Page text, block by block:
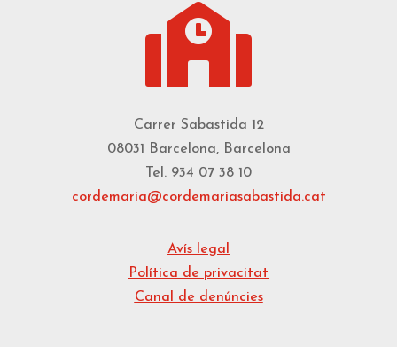

Carrer Sabastida 12
08031 Barcelona, Barcelona
Tel. 934 07 38 10
cordemaria@cordemariasabastida.cat
Avís legal
Política de privacitat
Canal de denúncies